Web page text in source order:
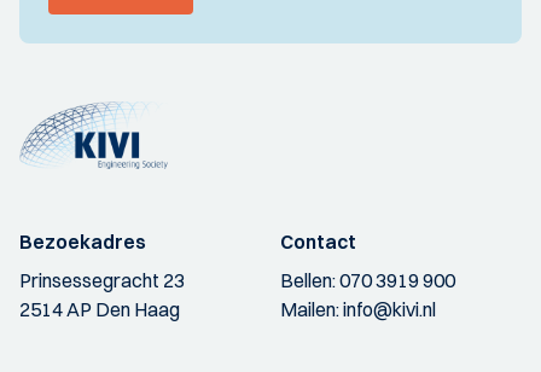
Bezoekadres
Prinsessegracht 23
2514 AP Den Haag
Contact
Bellen:070 3919 900
Mailen:info@kivi.nl